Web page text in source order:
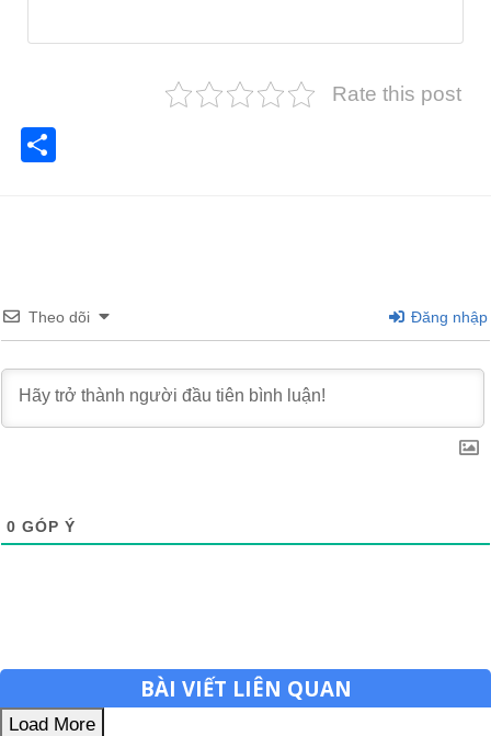
Rate this post
Theo dõi Đăng nhập
0 GÓP Ý
BÀI VIẾT LIÊN QUAN
Load More